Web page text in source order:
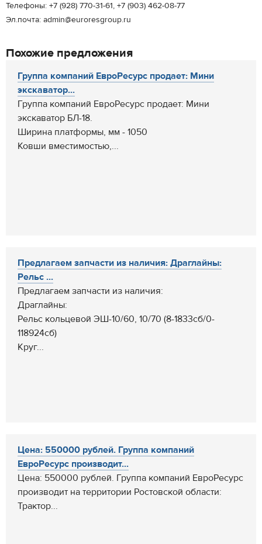
Телефоны: +7 (928) 770-31-61, +7 (903) 462-08-77
Эл.почта: admin@euroresgroup.ru
Похожие предложения
Группа компаний ЕвроРесурс продает: Мини
экскаватор...
Группа компаний ЕвроРесурс продает: Мини
экскаватор БЛ-18.
Ширина платформы, мм - 1050
Ковши вместимостью,...
Предлагаем запчасти из наличия: Драглайны:
Рельс ...
Предлагаем запчасти из наличия:
Драглайны:
Рельс кольцевой ЭШ-10/60, 10/70 (8-1833сб/0-
118924сб)
Круг...
Цена: 550000 рублей. Группа компаний
ЕвроРесурс производит...
Цена: 550000 рублей. Группа компаний ЕвроРесурс
производит на территории Ростовской области:
Трактор...